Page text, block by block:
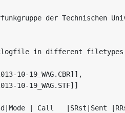
der Technischen
in different
10-19_WAG.CBR]],
10-19_WAG.STF]]
| Call   |SRst|Sent